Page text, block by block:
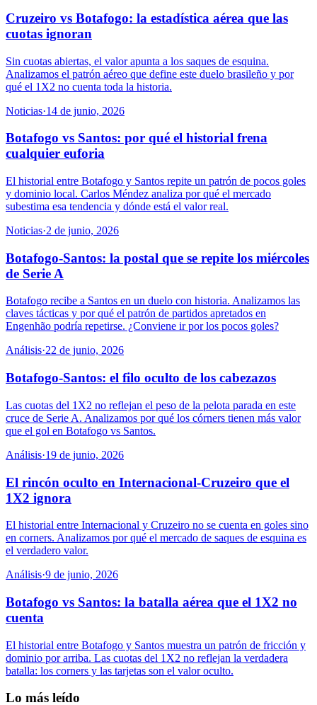
Cruzeiro vs Botafogo: la estadística aérea que las
cuotas ignoran
Sin cuotas abiertas, el valor apunta a los saques de esquina.
Analizamos el patrón aéreo que define este duelo brasileño y por
qué el 1X2 no cuenta toda la historia.
Noticias·14 de junio, 2026
Botafogo vs Santos: por qué el historial frena
cualquier euforia
El historial entre Botafogo y Santos repite un patrón de pocos goles
y dominio local. Carlos Méndez analiza por qué el mercado
subestima esa tendencia y dónde está el valor real.
Noticias·2 de junio, 2026
Botafogo-Santos: la postal que se repite los miércoles
de Serie A
Botafogo recibe a Santos en un duelo con historia. Analizamos las
claves tácticas y por qué el patrón de partidos apretados en
Engenhão podría repetirse. ¿Conviene ir por los pocos goles?
Análisis·22 de junio, 2026
Botafogo-Santos: el filo oculto de los cabezazos
Las cuotas del 1X2 no reflejan el peso de la pelota parada en este
cruce de Serie A. Analizamos por qué los córners tienen más valor
que el gol en Botafogo vs Santos.
Análisis·19 de junio, 2026
El rincón oculto en Internacional-Cruzeiro que el
1X2 ignora
El historial entre Internacional y Cruzeiro no se cuenta en goles sino
en corners. Analizamos por qué el mercado de saques de esquina es
el verdadero valor.
Análisis·9 de junio, 2026
Botafogo vs Santos: la batalla aérea que el 1X2 no
cuenta
El historial entre Botafogo y Santos muestra un patrón de fricción y
dominio por arriba. Las cuotas del 1X2 no reflejan la verdadera
batalla: los corners y las tarjetas son el valor oculto.
Lo más leído